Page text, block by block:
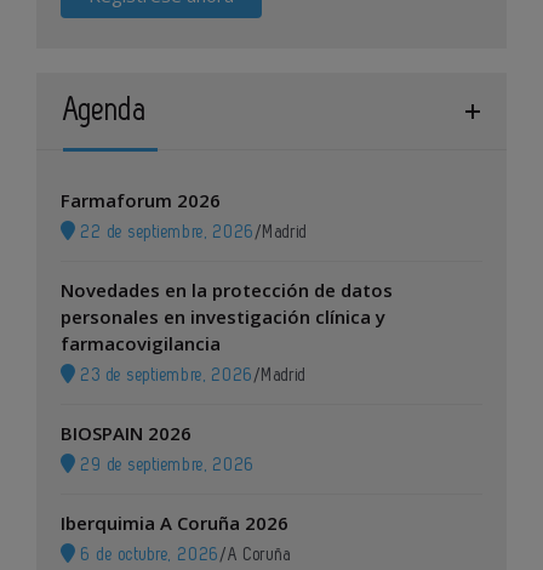
Agenda
Farmaforum 2026
22 de septiembre, 2026 / Madrid
Novedades en la protección de datos
personales en investigación clínica y
farmacovigilancia
23 de septiembre, 2026 / Madrid
BIOSPAIN 2026
29 de septiembre, 2026
Iberquimia A Coruña 2026
6 de octubre, 2026 /A Coruña